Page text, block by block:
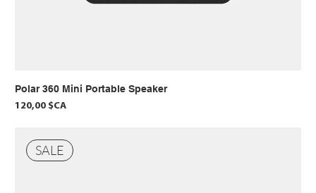
Polar 360 Mini Portable Speaker
Prix
120,00 $CA
SALE